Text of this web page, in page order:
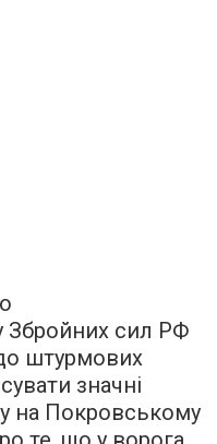
Збройних сил РФ
штурмових
значні
на Покровському